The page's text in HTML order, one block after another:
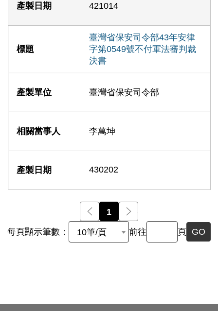
421014
臺灣省保安司令部43年安律
字第0549號不付軍法審判裁
決書
臺灣省保安司令部
李萬坤
430202
前一頁
1
每頁顯示筆數： 10筆/頁 前往 頁 GO